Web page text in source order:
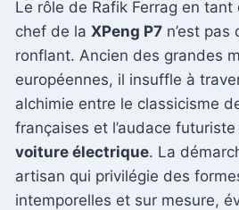
Le rôle de Rafik Ferrag en tant
chef de la XPeng P7 n’est pas
ronflant. Ancien des grandes
européennes, il insuffle à
alchimie entre le classicisme
françaises et l’audace
voiture électrique. La
artisan qui privilégie des
intemporelles et sur mesure,